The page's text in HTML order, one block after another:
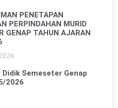
PENETAPAN
PERPINDAHAN MURID
GENAP TAHUN AJARAN
Semeseter Genap
2026